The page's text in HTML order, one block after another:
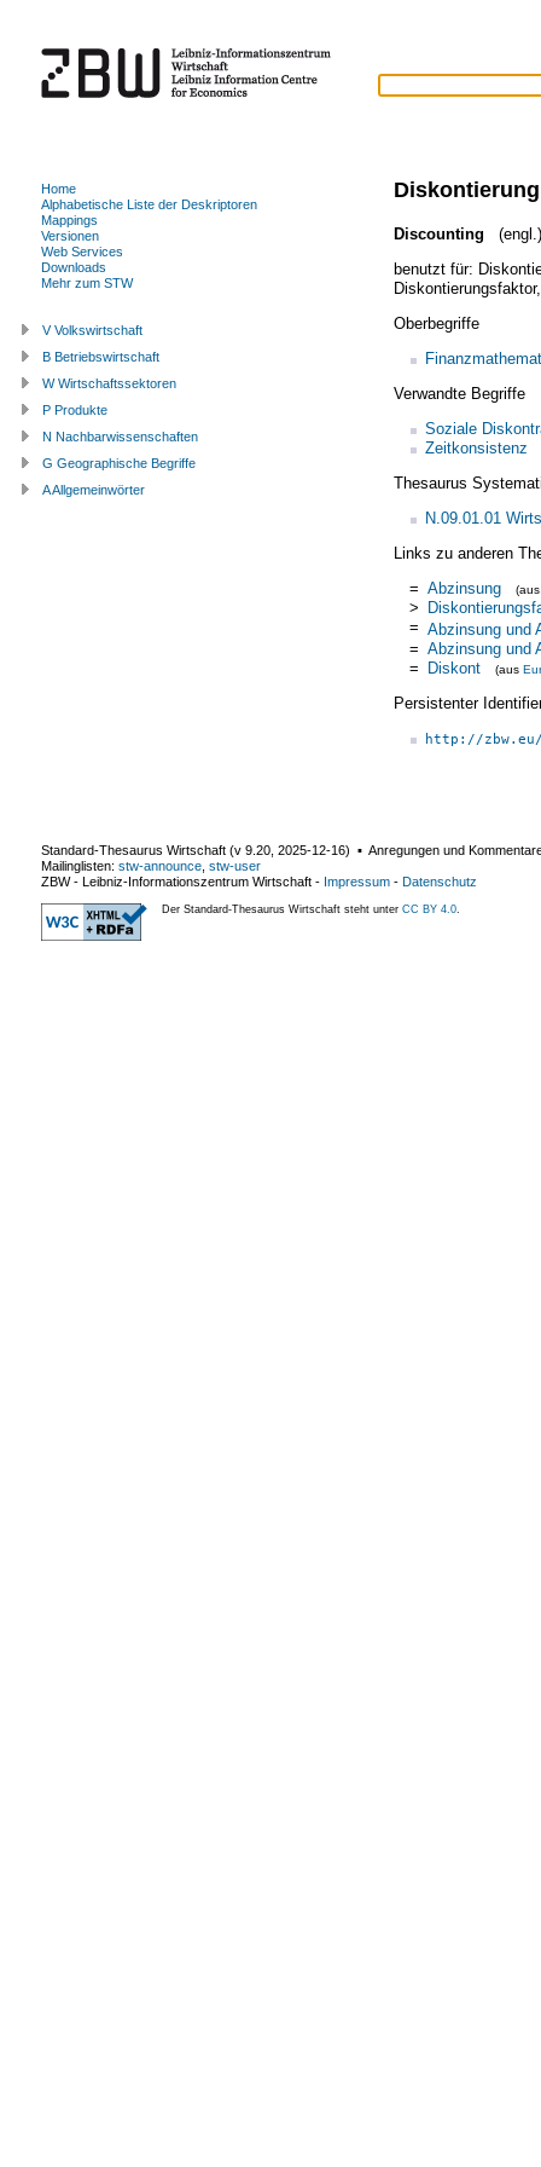
Diskontierung
Discounting
(engl.)
benutzt für:
Diskontierungsfaktor
Oberbegriffe
Verwandte Begriffe
Soziale
Zeitkonsistenz
Thesaurus
N.09.01.01
Links zu anderen
= Abzinsung
>
= Abzinsung und
= Abzinsung und
= Diskont (aus
Persistenter
http://
Home
Alphabetische Liste der Deskriptoren
Mappings
Versionen
Web Services
Downloads
Mehr zum STW
V Volkswirtschaft
B Betriebswirtschaft
W Wirtschaftssektoren
P Produkte
N Nachbarwissenschaften
G Geographische Begriffe
A Allgemeinwörter
Standard-Thesaurus Wirtschaft (v 9.20 2025-12-16) ▪ Anregungen und
Mailinglisten: stw-announce stw-user
ZBW - Leibniz-Informationszentrum Wirtschaft - Impressum - Datenschutz
Der Standard-Thesaurus Wirtschaft steht unter CC BY 4.0